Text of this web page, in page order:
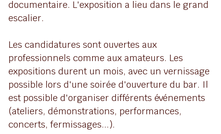
documentaire. L'exposition a lieu dans le grand
escalier.
Les candidatures sont ouvertes aux
professionnels comme aux amateurs. Les
expositions durent un mois, avec un vernissage
possible lors d'une soirée d'ouverture du bar. Il
est possible d'organiser différents événements
(ateliers, démonstrations, performances,
concerts, fermissages...).